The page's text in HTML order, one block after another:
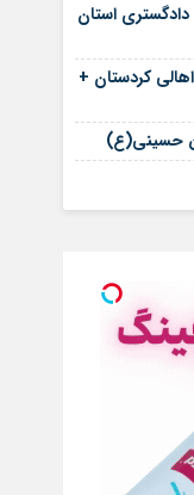
استان
با اهالی کردستان +
حسینی(ع)